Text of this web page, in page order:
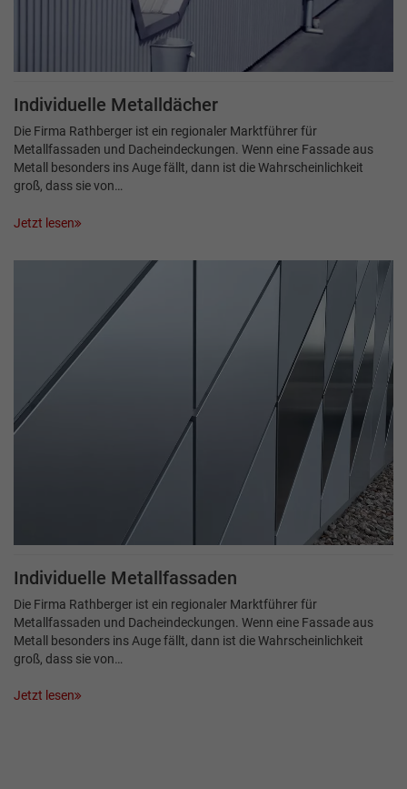
Individuelle Metalldächer
Die Firma Rathberger ist ein regionaler Marktführer für
Metallfassaden und Dacheindeckungen. Wenn eine Fassade aus
Metall besonders ins Auge fällt, dann ist die Wahrscheinlichkeit
groß, dass sie von…
Jetzt lesen
Individuelle Metallfassaden
Die Firma Rathberger ist ein regionaler Marktführer für
Metallfassaden und Dacheindeckungen. Wenn eine Fassade aus
Metall besonders ins Auge fällt, dann ist die Wahrscheinlichkeit
groß, dass sie von…
Jetzt lesen